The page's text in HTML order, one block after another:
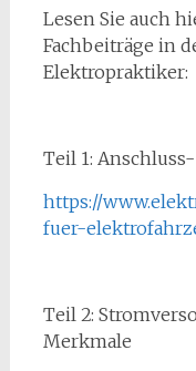
Lesen Sie auch
Fachbeiträge in
Elektropraktiker:
Teil 1:
https://
fuer-
Teil 2:
Merkmale